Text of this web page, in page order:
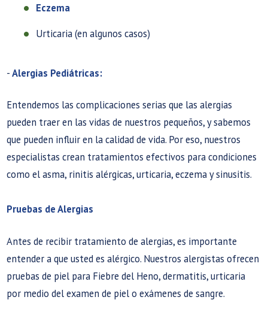
Eczema
Urticaria (en algunos casos)
-Alergias Pediátricas:
Entendemos las complicaciones serias que las alergias
pueden traer en las vidas de nuestros pequeños, y sabemos
que pueden influir en la calidad de vida. Por eso, nuestros
especialistas crean tratamientos efectivos para condiciones
como el asma, rinitis alérgicas, urticaria, eczema y sinusitis.
Pruebas de Alergias
Antes de recibir tratamiento de alergias, es importante
entender a que usted es alérgico. Nuestros alergistas ofrecen
pruebas de piel para Fiebre del Heno, dermatitis, urticaria
por medio del examen de piel o exámenes de sangre.